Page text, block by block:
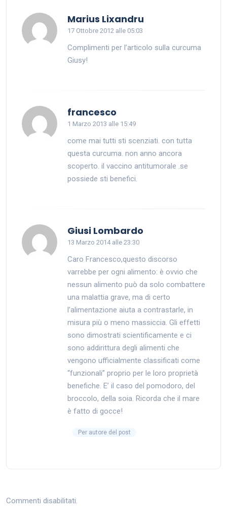
Marius Lixandru
17 Ottobre 2012 alle 05:03
Complimenti per l’articolo sulla curcuma
Giusy!
francesco
1 Marzo 2013 alle 15:49
come mai tutti sti scenziati. con tutta
questa curcuma. non anno ancora
scoperto. il vaccino antitumorale .se
possiede sti benefici.
Giusi Lombardo
13 Marzo 2014 alle 23:30
Caro Francesco,questo discorso
varrebbe per ogni alimento: è ovvio che
nessun alimento può da solo combattere
una malattia grave, ma di certo
l’alimentazione aiuta a contrastarle, in
misura più o meno massiccia. Gli effetti
sono dimostrati scientificamente e ci
sono addirittura degli alimenti che
vengono ufficialmente classificati come
“funzionali” proprio per le loro proprietà
benefiche. E’ il caso del pomodoro, del
broccolo, della soia. Ricorda che il mare
è fatto di gocce!
Per autore del post
Commenti disabilitati.